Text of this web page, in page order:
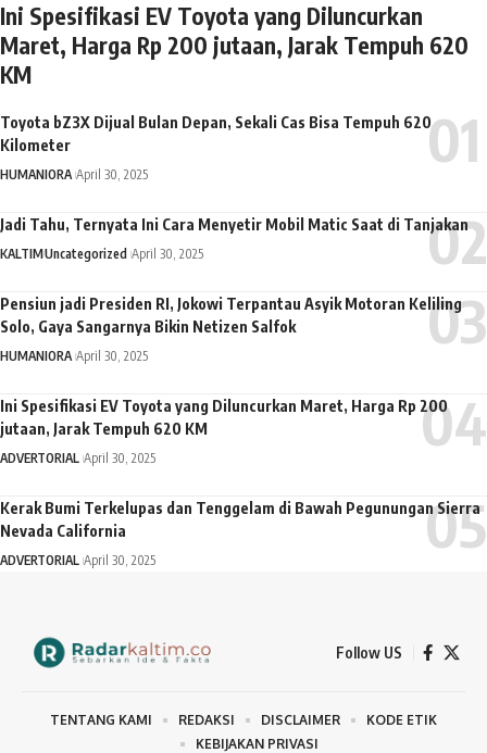
Ini Spesifikasi EV Toyota yang Diluncurkan
Maret, Harga Rp 200 jutaan, Jarak Tempuh 620
KM
Toyota bZ3X Dijual Bulan Depan, Sekali Cas Bisa Tempuh 620
Kilometer
HUMANIORA April 30, 2025
Jadi Tahu, Ternyata Ini Cara Menyetir Mobil Matic Saat di Tanjakan
KALTIMUncategorized April 30, 2025
Pensiun jadi Presiden RI, Jokowi Terpantau Asyik Motoran Keliling
Solo, Gaya Sangarnya Bikin Netizen Salfok
HUMANIORA April 30, 2025
Ini Spesifikasi EV Toyota yang Diluncurkan Maret, Harga Rp 200
jutaan, Jarak Tempuh 620 KM
ADVERTORIAL April 30, 2025
Kerak Bumi Terkelupas dan Tenggelam di Bawah Pegunungan Sierra
Nevada California
ADVERTORIAL April 30, 2025
Follow US
TENTANG KAMI REDAKSI DISCLAIMER
KODE ETIK
KEBIJAKAN PRIVASI